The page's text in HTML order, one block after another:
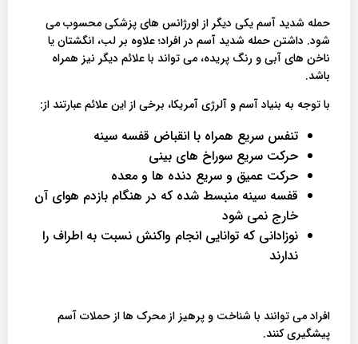
حمله شدید آسم یکی دیگر از اورژانس های پزشکی محسوب می
شود. داشتن حمله شدید آسم در افراد؛ علاوه بر لب، انگشتان یا
ناخن های آبی و رنگ پریده، می تواند با علائم دیگر نیز همراه
باشد.
با توجه به بنیاد آسم و آلرژی آمریکا، برخی از این علائم عبارتند از:
تنفس سریع همراه با انقباض قفسه سینه
حرکت سریع سوراخ های بینی
حرکت عمیق و سریع دنده ها و معده
قفسه سینه منبسط شده که در هنگام بازدم هوای آن
خارج نمی شود
نوزادانی که توانایی انجام واکنش نسبت به اطراف را
ندارند
افراد می توانند با شناخت و پرهیز از محرک ها از حملات آسم
پیشگیری کنند.